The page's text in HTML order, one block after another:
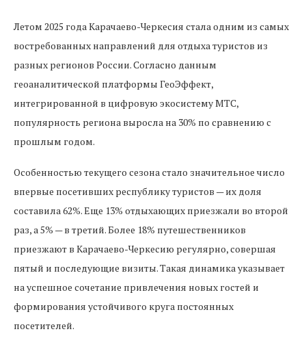
Летом 2025 года Карачаево-Черкесия стала одним из самых
востребованных направлений для отдыха туристов из
разных регионов России. Согласно данным
геоаналитической платформы ГеоЭффект,
интегрированной в цифровую экосистему МТС,
популярность региона выросла на 30% по сравнению с
прошлым годом.
Особенностью текущего сезона стало значительное число
впервые посетивших республику туристов — их доля
составила 62%. Еще 13% отдыхающих приезжали во второй
раз, а 5% — в третий. Более 18% путешественников
приезжают в Карачаево-Черкесию регулярно, совершая
пятый и последующие визиты. Такая динамика указывает
на успешное сочетание привлечения новых гостей и
формирования устойчивого круга постоянных
посетителей.